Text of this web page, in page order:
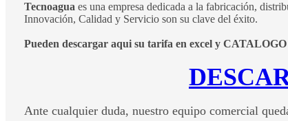
Tecnoagua es una empresa dedicada a la fabricación,
Innovación, Calidad y Servicio son su clave del éxito.
Pueden descargar aqui su tarifa en excel y
Ante cualquier duda, nuestro equipo comercial